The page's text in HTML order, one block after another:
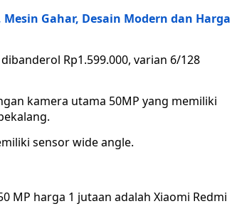
Gahar, Desain Modern dan Harga
Rp1.599.000, varian 6/128
kamera utama 50MP yang memiliki
sensor wide angle.
MP harga 1 jutaan adalah Xiaomi Redmi